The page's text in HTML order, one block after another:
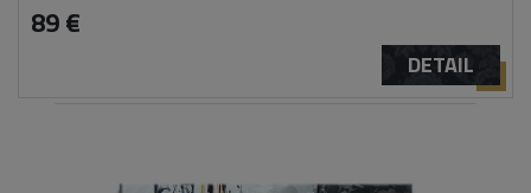
89 €
DETAIL